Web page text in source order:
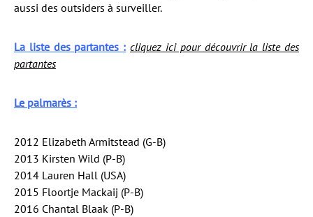
aussi des outsiders à surveiller.
La liste des partantes : cliquez ici pour découvrir la liste des
partantes
Le palmarès :
2012 Elizabeth Armitstead (G-B)
2013 Kirsten Wild (P-B)
2014 Lauren Hall (USA)
2015 Floortje Mackaij (P-B)
2016 Chantal Blaak (P-B)